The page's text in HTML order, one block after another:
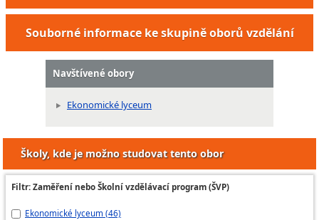
Souborné informace ke skupině oborů vzdělání
Navštívené obory
Ekonomické lyceum
Školy, kde je možno studovat tento obor
Filtr: Zaměření nebo Školní vzdělávací program (ŠVP)
Ekonomické lyceum (46)